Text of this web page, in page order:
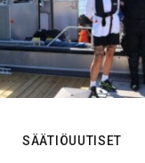
SÄÄTIÖUUTISET